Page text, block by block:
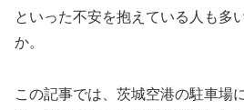
といった不安を抱えている人も多
か。
この記事では、茨城空港の駐車場